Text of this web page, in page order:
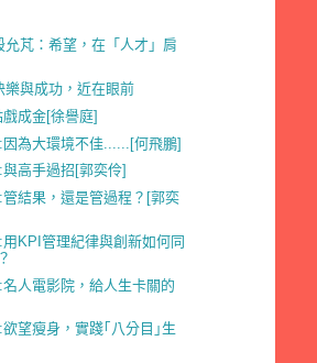
允芃：希望，在「人才」肩
樂與成功，近在眼前
成金[徐譽庭]
為大環境不佳......[何飛鵬]
高手過招[郭奕伶]
結果，還是管過程？[郭奕
KPI管理紀律與創新如何同
人電影院，給人生卡關的
望瘦身，實踐｢八分目｣生